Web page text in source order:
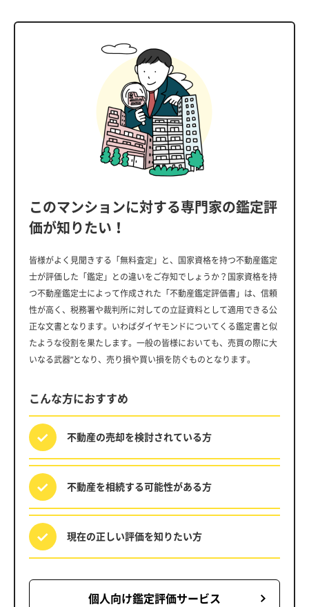
このマンションに対する専門家の鑑定評
価が知りたい！
皆様がよく見聞きする「無料査定」と、国家資格を持つ不動産鑑定
士が評価した「鑑定」との違いをご存知でしょうか？国家資格を持
つ不動産鑑定士によって作成された「不動産鑑定評価書」は、信頼
性が高く、税務署や裁判所に対しての立証資料として適用できる公
正な文書となります。いわばダイヤモンドについてくる鑑定書と似
たような役割を果たします。一般の皆様においても、売買の際に大
いなる武器”となり、売り損や買い損を防ぐものとなります。
こんな方におすすめ
不動産の売却を検討されている方
不動産を相続する可能性がある方
現在の正しい評価を知りたい方
個人向け鑑定評価サービス